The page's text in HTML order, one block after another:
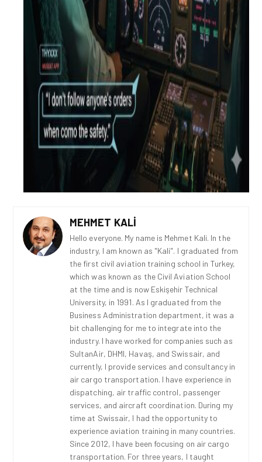
MEHMET KALI
Hello everyone. My name is Mehmet Kali. In the
industry, I am known as "Kali". I graduated from
the first civil aviation training school in Turkey,
which was known as the Civil Aviation School
at the time and is now Eskişehir Technical
University, in 1991. As I graduated from the
Business Administration department, it was a
bit challenging for me to integrate into the
industry. I have worked for companies such as
SultanAir, DHMI, Havaş, and Swissair, and
currently, I provide services and consultancy in
air cargo transportation. I have experience in
dispatching, air traffic control, passenger
services, and aircraft coordination. During my
time at Swissair, I had the opportunity to
experience aviation training in many countries.
Since 2012, I have been focusing on air cargo
transportation. For three years, I taught